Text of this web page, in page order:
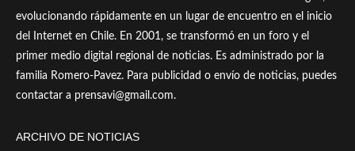
evolucionando rápidamente en un lugar de encuentro en el inicio
del Internet en Chile. En 2001, se transformó en un foro y el
primer medio digital regional de noticias. Es administrado por la
familia Romero-Pavez. Para publicidad o envío de noticias, puedes
contactar a prensavi@gmail.com.
ARCHIVO DE NOTICIAS